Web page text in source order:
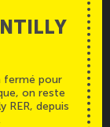
fermé pour
on reste
RER, depuis